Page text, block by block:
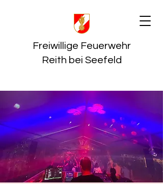
Freiwillige Feuerwehr
Reith bei Seefeld